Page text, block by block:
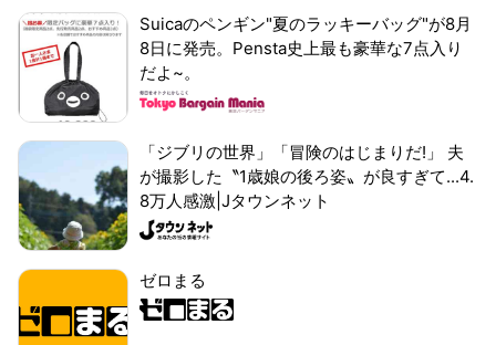
Suicaのペンギン"夏のラッキーバッグ"が8月
8日に発売。Pensta史上最も豪華な7点入り
だよ~。
「ジブリの世界」「冒険のはじまりだ!」 夫
が撮影した〝1歳娘の後ろ姿〟が良すぎて...4.
8万人感激|Jタウンネット
ゼロまる